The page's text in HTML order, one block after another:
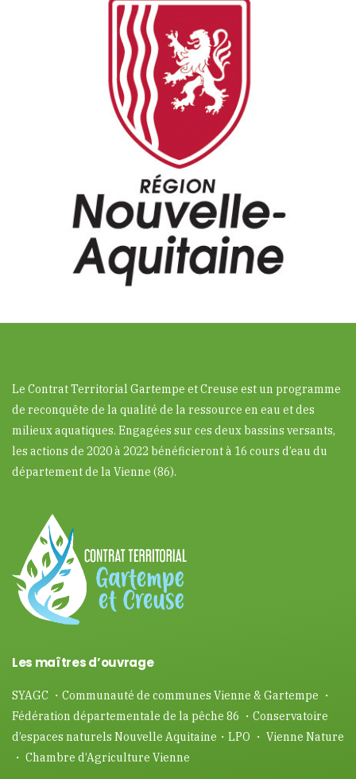
Le Contrat Territorial Gartempe et Creuse est un programme
de reconquête de la qualité de la ressource en eau et des
milieux aquatiques. Engagées sur ces deux bassins versants,
les actions de 2020 à 2022 bénéficieront à 16 cours d’eau du
département de la Vienne (86).
Les maîtres d’ouvrage
SYAGC ・Communauté de communes Vienne & Gartempe ・
Fédération départementale de la pêche 86 ・Conservatoire
d’espaces naturels Nouvelle Aquitaine・LPO ・ Vienne Nature
・ Chambre d’Agriculture Vienne